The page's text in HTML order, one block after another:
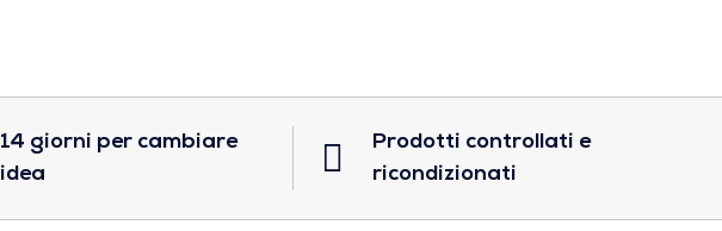
14 giorni per cambiare
idea
Prodotti controllati e
ricondizionati